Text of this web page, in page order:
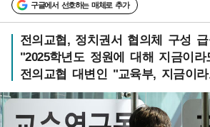
구글에서 선호하는 매체로 추가
전의교협, 정치권서 협의체 구성
"2025학년도 정원에 대해 지금이
전의교협 대변인 "교육부, 지금이